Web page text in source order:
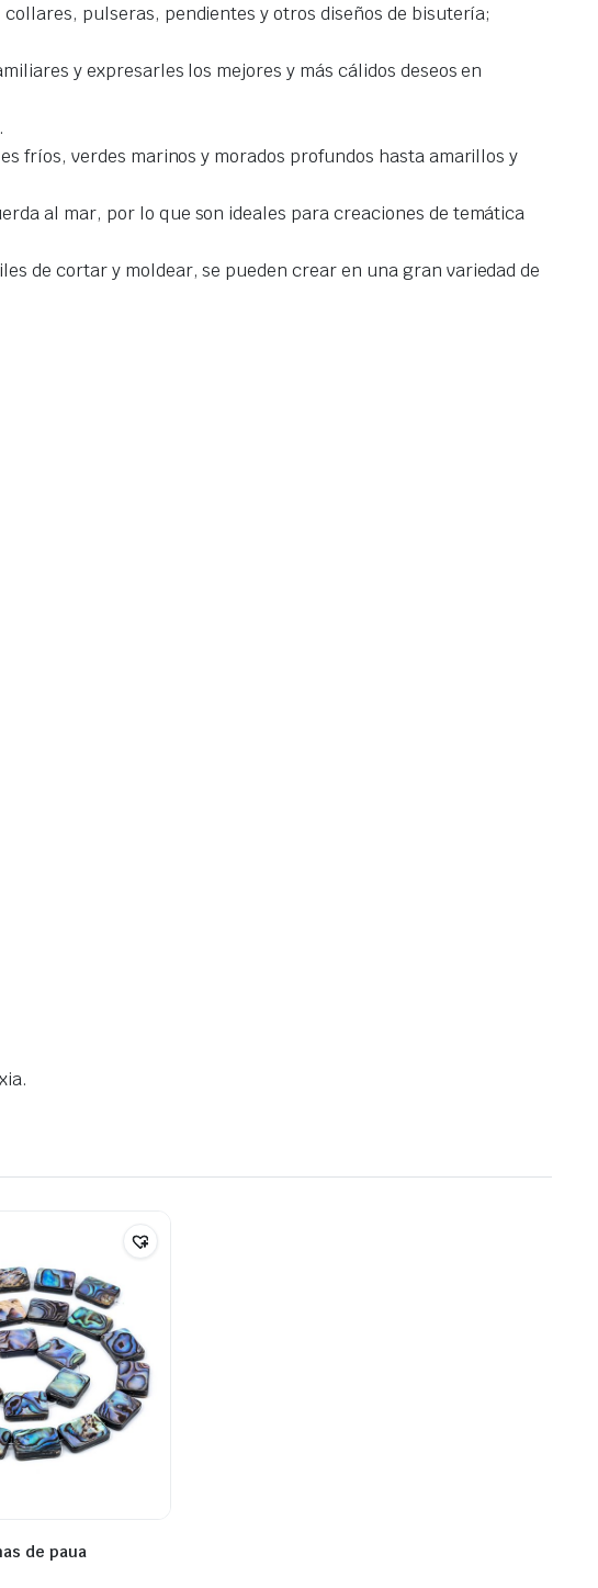
pulseras, pendientes y otros diseños de bisutería;
y expresarles los mejores y más cálidos deseos en
fríos, verdes marinos y morados profundos hasta amarillos y
al mar, por lo que son ideales para creaciones de temática
de cortar y moldear, se pueden crear en una gran variedad de
de paua